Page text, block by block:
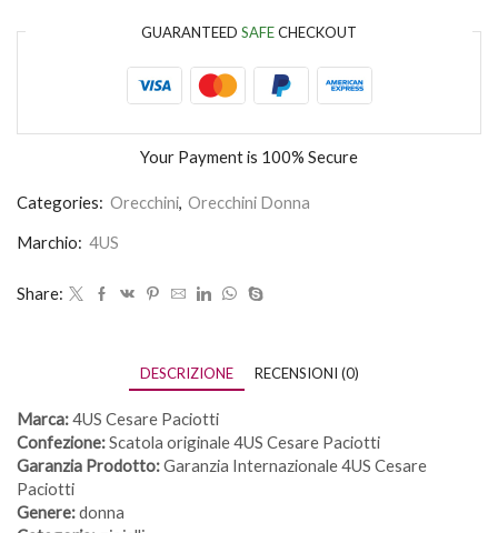
GUARANTEED SAFECHECKOUT
Your Payment is 100% Secure
Categories: Orecchini, Orecchini Donna
Marchio: 4US
Share:
DESCRIZIONE RECENSIONI (0)
Marca:4US Cesare Paciotti
Confezione:Scatola originale 4US Cesare Paciotti
Garanzia Prodotto:Garanzia Internazionale 4US Cesare
Paciotti
Genere:donna